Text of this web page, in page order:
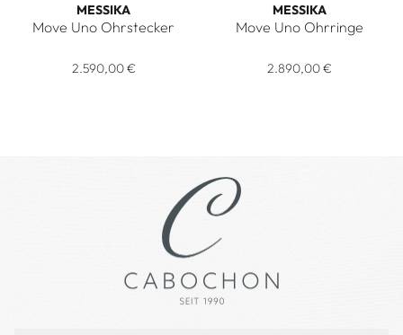
MESSIKA
Move Uno Ohrstecker
2.590,00 €
MESSIKA
Move Uno Ohrringe
2.890,00 €